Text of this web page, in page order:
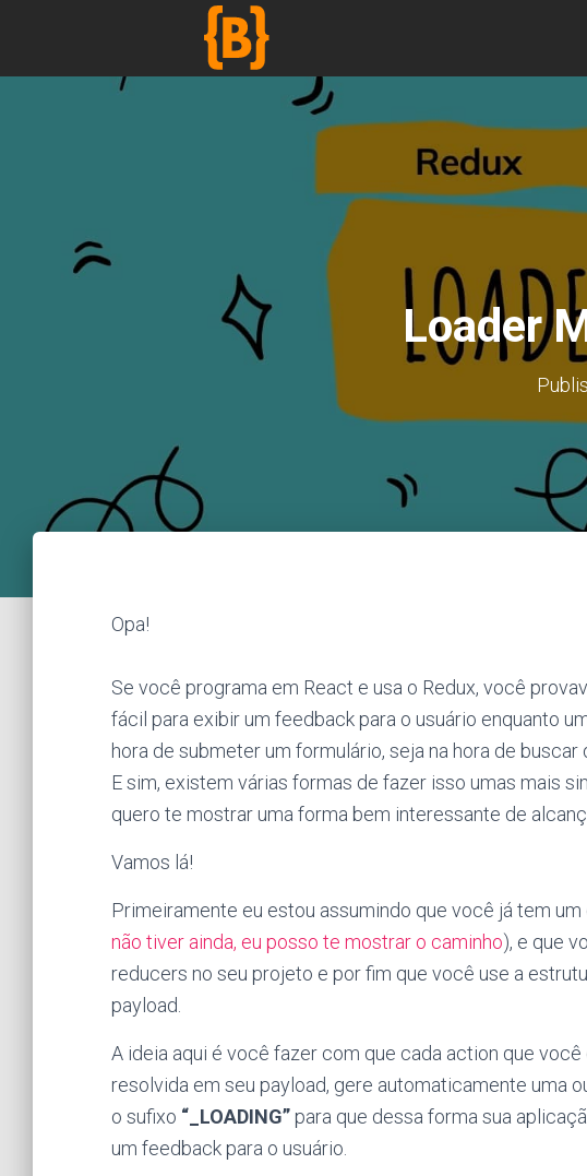
Loader
Opa!
Se você programa em React e usa o Redux, você
fácil para exibir um feedback para o usuário enquanto
hora de submeter um formulário, seja na hora de buscar
E sim, existem várias formas de fazer isso umas mais
quero te mostrar uma forma bem interessante de
Vamos lá!
Primeiramente eu estou assumindo que você já tem
não tiver ainda, eu posso te mostrar o caminho), e que
reducers no seu projeto e por fim que você use a
payload.
A ideia aqui é você fazer com que cada action que
resolvida em seu payload, gere automaticamente uma
o sufixo “_LOADING” para que dessa forma sua
um feedback para o usuário.